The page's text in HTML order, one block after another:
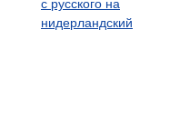
с русского на
нидерландский